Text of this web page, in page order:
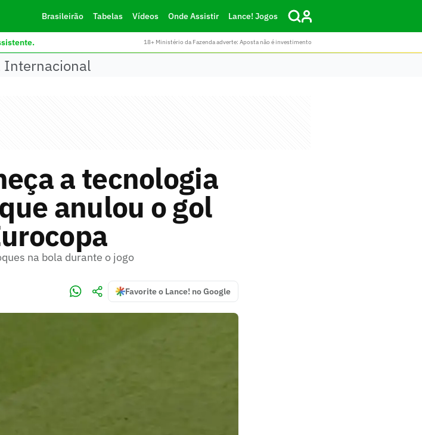
Brasileirão Tabelas Vídeos Onde Assistir Lance! Jogos
18+ Ministério da Fazenda adverte: Aposta não é investimento
Internacional
a tecnologia
anulou o gol
na bola durante o jogo
Favorite o Lance! no Google